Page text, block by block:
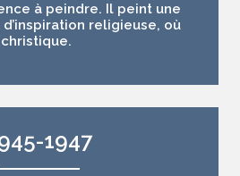
à peindre. Il peint une
religieuse, où
1947